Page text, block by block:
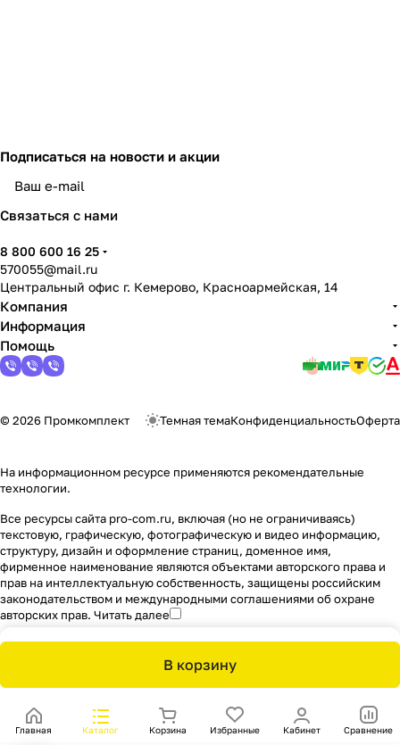
Подписаться на новости и акции
Связаться с нами
8 800 600 16 25
570055@mail.ru
Центральный офис г. Кемерово, Красноармейская, 14
Компания
Информация
Помощь
© 2026 Промкомплект Темная темаКонфиденциальностьОферта
На информационном ресурсе применяются рекомендательные
технологии.
Все ресурсы сайта pro-com.ru, включая (но не ограничиваясь)
текстовую, графическую, фотографическую и видео информацию,
структуру, дизайн и оформление страниц, доменное имя,
фирменное наименование являются объектами авторского права и
прав на интеллектуальную собственность, защищены российским
законодательством и международными соглашениями об охране
авторских прав. Читать далее
В корзину
Главная Каталог Корзина Избранные Кабинет Сравнение